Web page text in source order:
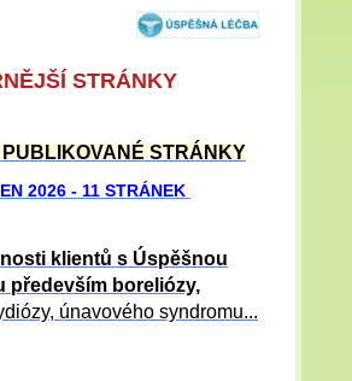
STRÁNKY
PUBLIKOVANÉ STRÁNKY
2026 - 11 STRÁNEK
klientů s Úspěšnou
především boreliózy,
únavového syndromu...